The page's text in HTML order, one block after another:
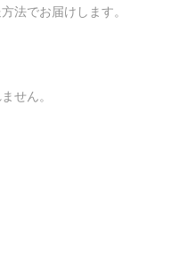
法でお届けします。
せん。